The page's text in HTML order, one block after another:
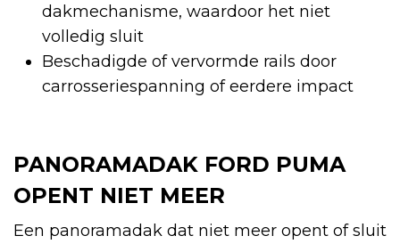
dakmechanisme, waardoor het niet
volledig sluit
Beschadigde of vervormde rails door
carrosseriespanning of eerdere impact
PANORAMADAK FORD PUMA
OPENT NIET MEER
Een panoramadak dat niet meer opent of sluit